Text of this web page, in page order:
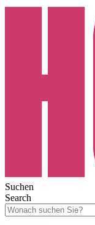
Suchen
Search